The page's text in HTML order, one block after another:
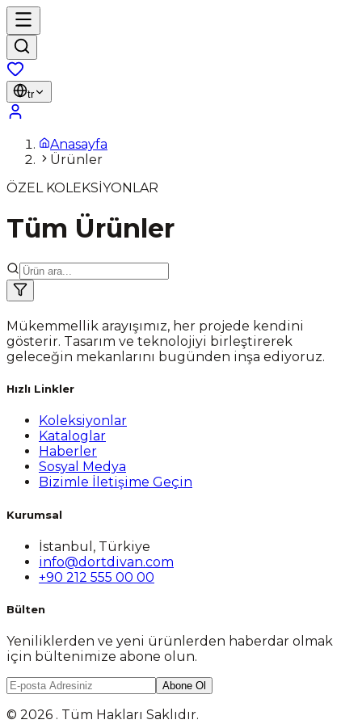
tr
Anasayfa
Ürünler
ÖZEL KOLEKSİYONLAR
Tüm Ürünler
Mükemmellik arayışımız, her projede kendini
gösterir. Tasarım ve teknolojiyi birleştirerek
geleceğin mekanlarını bugünden inşa ediyoruz.
Hızlı Linkler
Koleksiyonlar
Kataloglar
Haberler
Sosyal Medya
Bizimle İletişime Geçin
Kurumsal
İstanbul, Türkiye
info@dortdivan.com
+90 212 555 00 00
Bülten
Yeniliklerden ve yeni ürünlerden haberdar olmak
için bültenimize abone olun.
Abone Ol
© 2026 . Tüm Hakları Saklıdır.